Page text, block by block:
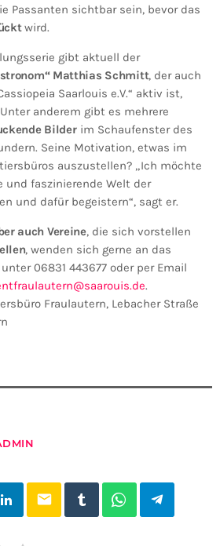
Passanten sichtbar sein, bevor das
wird.
gibt aktuell der
Matthias Schmitt, der auch
Saarlouis e.V.“ aktiv ist,
anderem gibt es mehrere
Bilderim Schaufenster des
Seine Motivation, etwas im
auszustellen? „Ich möchte
und faszinierende Welt der
und dafür begeistern“, sagt er.
auch Vereine, die sich vorstellen
, wenden sich gerne an das
unter 06831 443677 oder per Email
.
Fraulautern, Lebacher Straße
email